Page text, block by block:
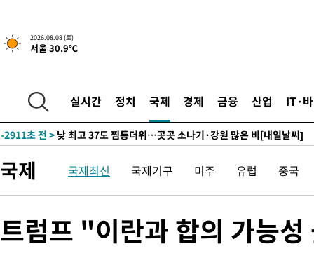
2026.08.08 (토)
서울 30.9℃
실시간 정치 국제 경제 금융 산업 IT·
실천"
-13445초 전 >이란, "오만과 '중앙 단일 루트' 합의…북쪽 인바운드·남쪽 아
운드는 임시"
-5013초 전 >"낮 기온 소폭 하락"…수도권 폭염중대경보, 폭염경보로 하향
-4940초 전 >
[단독]중수청 지원 검사들, 정원 초과 시 낮은 계급 임용…희망
-2911초 전 >
-1217초 전 > SK하이닉스, 용인·청주 팹에 54조 투자…"AI 메모리 수요 선
44분 전 >
외국인 심판 성 접대 7경기 들여다보니…한국 축구 '5승 2무'
49분 전 >[속보]코스닥, 2.86포인트(0.36%) 내린 798.81마감
50분 전 >[속보]원·달러 환율, 7.7원 내린 1416.1원 마감
국제 국제최신 국제기구 미주 유럽 중국
트럼프 "이란과 합의 가능